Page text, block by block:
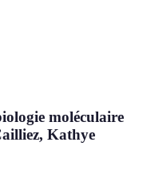
moléculaire
Kathye